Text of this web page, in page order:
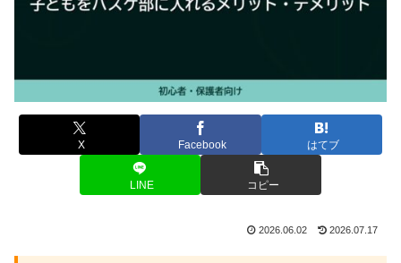
X Facebook はてブ
LINE コピー
2026.06.02 2026.07.17